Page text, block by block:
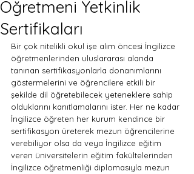
Öğretmeni Yetkinlik
Sertifikaları
Bir çok nitelikli okul işe alım öncesi İngilizce
öğretmenlerinden uluslararası alanda
tanınan sertifikasyonlarla donanımlarını
göstermelerini ve öğrencilere etkili bir
şekilde dil öğretebilecek yeteneklere sahip
olduklarını kanıtlamalarını ister. Her ne kadar
İngilizce öğreten her kurum kendince bir
sertifikasyon üreterek mezun öğrencilerine
verebiliyor olsa da veya İngilizce eğitim
veren üniversitelerin eğitim fakültelerinden
İngilizce öğretmenliği diplomasıyla mezun